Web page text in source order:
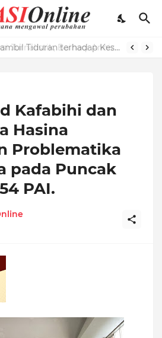
Bahaya Membaca Sambil Tiduran terhadap Kesehatan Mata dan Cara Menghindarinya
Optimalkan Produksi Jurnalistik, Baihaqi Annizar Bekali LPM Edukasi dengan Manajemen Keredaksian
Kafabihi dan
Hasina
Problematika
pada Puncak
PAI.